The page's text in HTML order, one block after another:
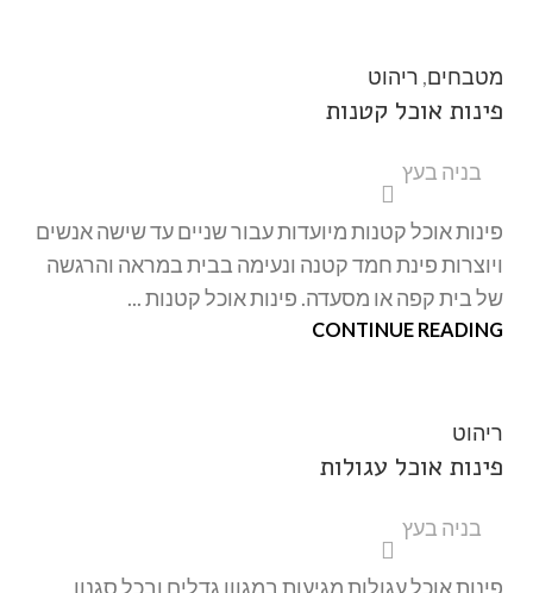
מטבחים, ריהוט
פינות אוכל קטנות
בניה בעץ
פינות אוכל קטנות מיועדות עבור שניים עד שישה אנשים
ויוצרות פינת חמד קטנה ונעימה בבית במראה והרגשה
של בית קפה או מסעדה. פינות אוכל קטנות ...
CONTINUE READING
ריהוט
פינות אוכל עגולות
בניה בעץ
פינות אוכל עגולות מגיעות במגוון גדלים ובכל סגנון